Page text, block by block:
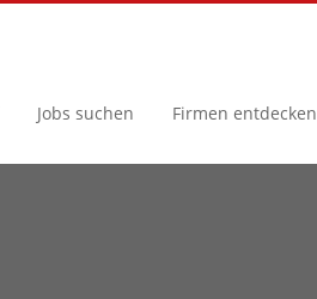
Jobs suchen Firmen entdecken